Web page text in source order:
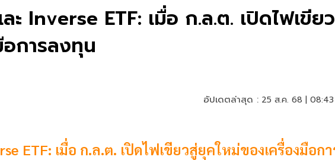
ะ Inverse ETF: เมื่อ ก.ล.ต. เปิดไฟเขียว
การลงทุน
อัปเดตล่าสุด : 25 ส.ค. 68 |
ETF: เมื่อ ก.ล.ต. เปิดไฟเขียวสู่ยุคใหม่ของเครื่องมือก